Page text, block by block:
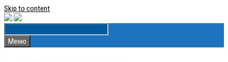
Skip to content
Меню